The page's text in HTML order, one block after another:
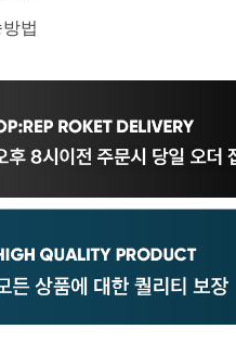
법